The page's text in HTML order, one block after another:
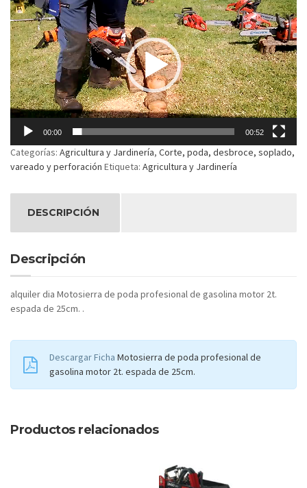
de
vídeo
00:00 00:52
Categorías: Agricultura y Jardinería, Corte, poda, desbroce, soplado,
vareado y perforación Etiqueta: Agricultura y Jardinería
DESCRIPCIÓN
Descripción
alquiler dia Motosierra de poda profesional de gasolina motor 2t.
espada de 25cm. .
Descargar Ficha Motosierra de poda profesional de
gasolina motor 2t. espada de 25cm.
Productos relacionados